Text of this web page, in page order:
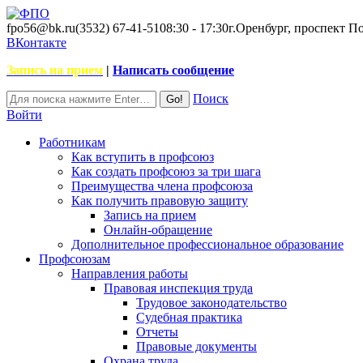
fpo56@bk.ru(3532) 67-41-5108:30 - 17:30г.Оренбург, проспект
ВКонтакте
Запись на прием | Написать сообщение
Поиск
Войти
Работникам
Как вступить в профсоюз
Как создать профсоюз за три шага
Преимущества члена профсоюза
Как получить правовую защиту
Запись на прием
Онлайн-обращение
Дополнительное профессиональное образование
Профсоюзам
Направления работы
Правовая инспекция труда
Трудовое законодательство
Судебная практика
Отчеты
Правовые документы